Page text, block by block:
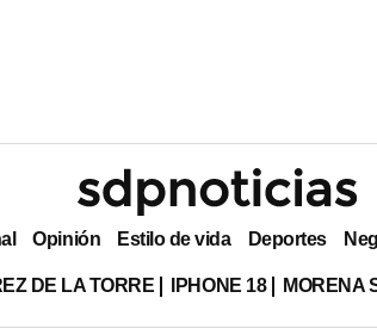
Opinión Estilo de vida Deportes
DE LA TORRE IPHONE 18 MORENA